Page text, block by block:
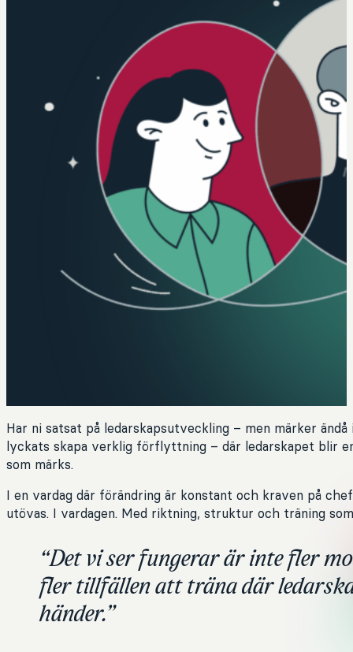
Har ni satsat på ledarskapsutveckling – men märker
lyckats skapa verklig förflyttning – där ledarskapet blir
som märks.
I en vardag där förändring är konstant och kraven på
utövas. I vardagen. Med riktning, struktur och träning
“Det vi ser fungerar är inte fler
fler tillfällen att träna där
händer.”